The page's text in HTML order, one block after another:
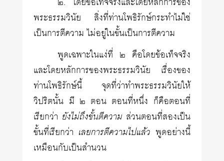
พระธรรมวินัย สิ่งที่ท่านโพธิรักษ์กระทำไม่ใช่
เป็นการตีความ ไม่อยู่ในขั้นเป็นการตีความ
พูดเฉพาะในแง่ที่ ๒ คือโดยข้อเท็จจริง
และโดยหลักการของพระธรรมวินัย เรื่องของ
ท่านโพธิรักษ์นี้ จุดที่ว่าทำพระธรรมวินัยให้
วิปริตนั้น มี ๒ ตอน ตอนที่หนึ่ง ก็คือตอนที่
เรียกว่า ยังไม่ถึงขั้นตีความ ส่วนตอนที่สองเป็น
ขั้นที่เรียกว่า เลยการตีความไปแล้ว พูดอย่างนี้
เหมือนกับเป็นสำนวน